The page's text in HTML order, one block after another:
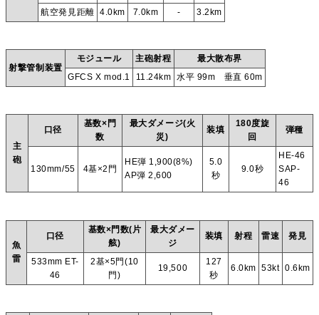
航空発見距離 4.0km 7.0km - 3.2km
射撃管制装置
モジュール 主砲射程
最大散布界
GFCS X mod.1
11.24km 水平 99m 垂直 60m
主
砲
口径
基数×門
数
最大ダメージ(火
災)
装填
180度旋
回
弾種
130mm/55 4基×2門
HE弾 1,900(8%)
AP弾 2,600
5.0
秒
9.0秒
HE-46
SAP-
46
魚
雷
口径
基数×門数(片
舷)
最大ダメー
ジ
装填 射程 雷速 発見
533mm ET-
46
2基×5門(10
門)
19,500
127
秒
6.0km 53kt 0.6km